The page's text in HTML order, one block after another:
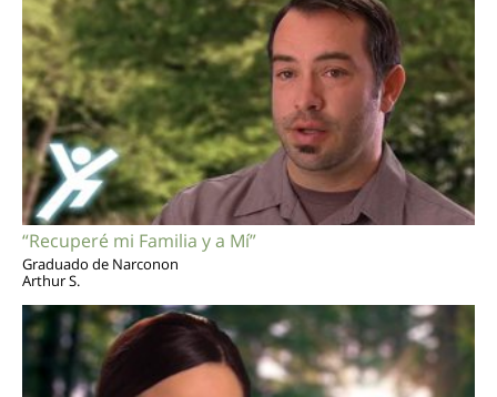
“Recuperé mi Familia y a Mí”
Graduado de Narconon
Arthur S.